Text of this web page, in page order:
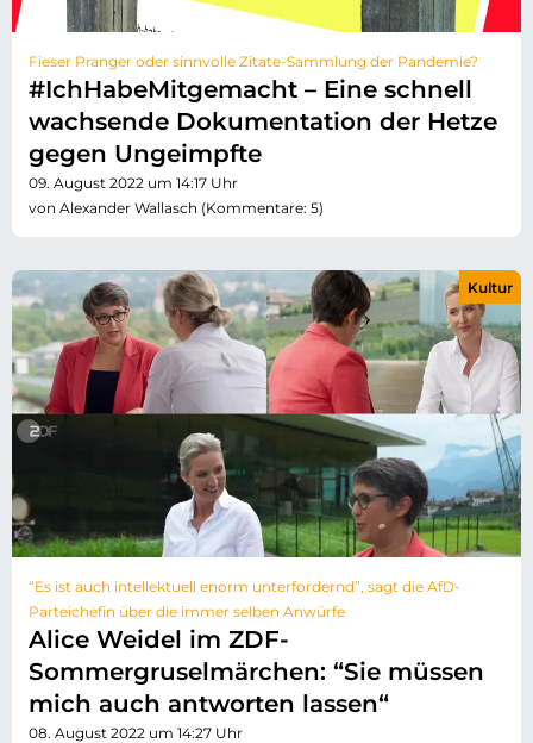
Fieser Pranger oder sinnvolle Zitate-Sammlung der Pandemie?
#IchHabeMitgemacht – Eine schnell
wachsende Dokumentation der Hetze
gegen Ungeimpfte
09. August 2022 um 14:17 Uhr
von Alexander Wallasch (Kommentare: 5)
“Es ist auch intellektuell enorm unterfordernd”, sagt die AfD-
Parteichefin über die immer selben Anwürfe
Alice Weidel im ZDF-
Sommergruselmärchen: “Sie müssen
mich auch antworten lassen“
08. August 2022 um 14:27 Uhr
Kultur